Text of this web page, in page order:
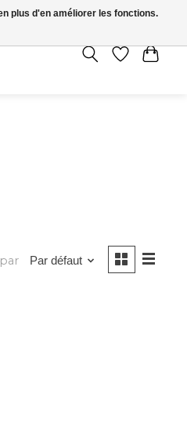
S’INSCRIRE / SE CONNECTER
Par défaut
plus d'en améliorer les fonctions.